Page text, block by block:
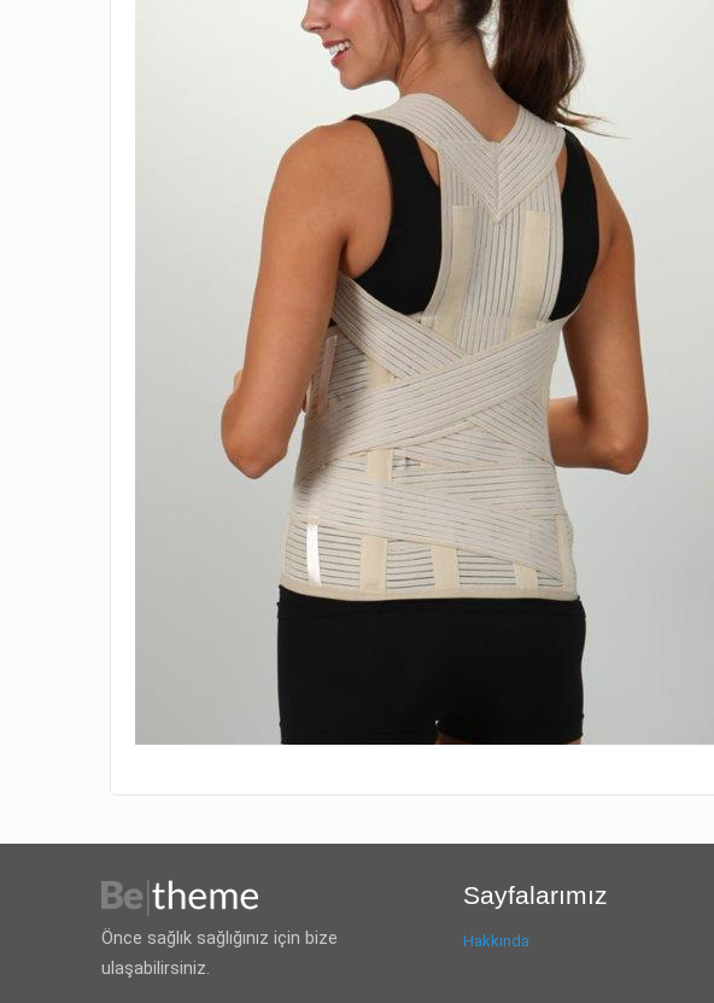
Önce sağlık sağlığınız için bize
ulaşabilirsiniz.
Sayfalarımız
Hakkında